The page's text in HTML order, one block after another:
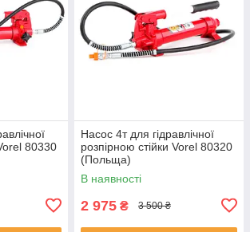
80330
Насос 4т для гідравлічної
розпірною стійки Vorel 80320
(Польща)
В наявності
2 975 ₴ 3 500 ₴